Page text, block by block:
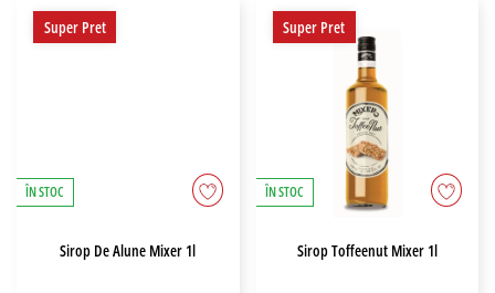
Super Pret
ÎN STOC
Sirop De Alune Mixer 1l
Super Pret
ÎN STOC
Sirop Toffeenut Mixer 1l